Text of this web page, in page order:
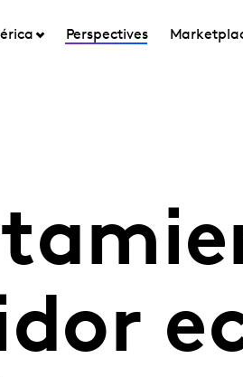
Perspectives